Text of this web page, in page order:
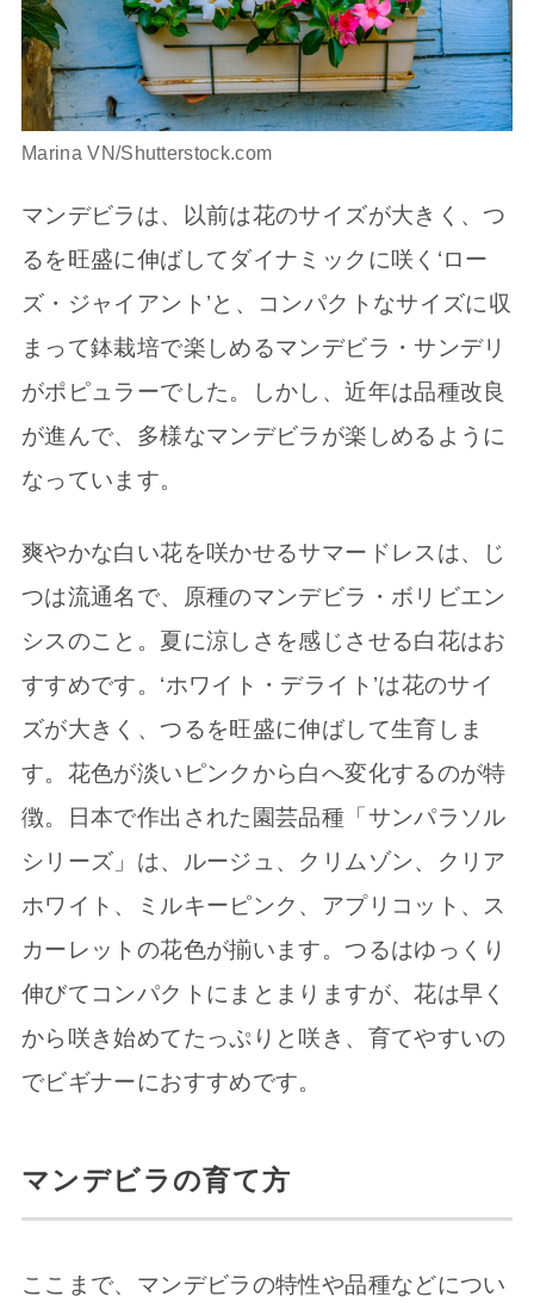
Marina VN/Shutterstock.com
マンデビラは、以前は花のサイズが大きく、つ
るを旺盛に伸ばしてダイナミックに咲く‘ロー
ズ・ジャイアント’と、コンパクトなサイズに収
まって鉢栽培で楽しめるマンデビラ・サンデリ
がポピュラーでした。しかし、近年は品種改良
が進んで、多様なマンデビラが楽しめるように
なっています。
爽やかな白い花を咲かせるサマードレスは、じ
つは流通名で、原種のマンデビラ・ボリビエン
シスのこと。夏に涼しさを感じさせる白花はお
すすめです。‘ホワイト・デライト’は花のサイ
ズが大きく、つるを旺盛に伸ばして生育しま
す。花色が淡いピンクから白へ変化するのが特
徴。日本で作出された園芸品種「サンパラソル
シリーズ」は、ルージュ、クリムゾン、クリア
ホワイト、ミルキーピンク、アプリコット、ス
カーレットの花色が揃います。つるはゆっくり
伸びてコンパクトにまとまりますが、花は早く
から咲き始めてたっぷりと咲き、育てやすいの
でビギナーにおすすめです。
マンデビラの育て方
ここまで、マンデビラの特性や品種などについ